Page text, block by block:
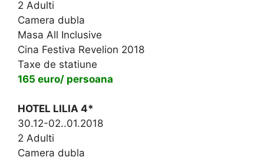
2 Adulti
Camera dubla
Masa All Inclusive
Cina Festiva Revelion 2018
Taxe de statiune
165 euro/ persoana
HOTEL LILIA 4*
30.12-02..01.2018
2 Adulti
Camera dubla